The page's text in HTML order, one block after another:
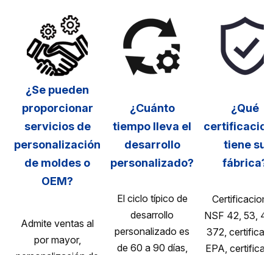
¿Se pueden
proporcionar
servicios de
personalización
de moldes o
OEM?
¿Cuánto
tiempo lleva el
desarrollo
personalizado?
¿Qué
tiene su
fábrica?
Admite ventas al
por mayor,
El ciclo típico de
desarrollo
personalizado es
de 60 a 90 días,
NSF 42, 53,
372,
EPA,